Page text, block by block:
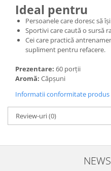
Ideal pentru
Persoanele care doresc să
Sportivi care caută o sursă
Cei care practică
supliment pentru refacere.
Prezentare: 60 porții
Aromă: Căpșuni
Informatii conformitate produs
Review-uri(0)